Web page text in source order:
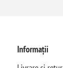
Informații